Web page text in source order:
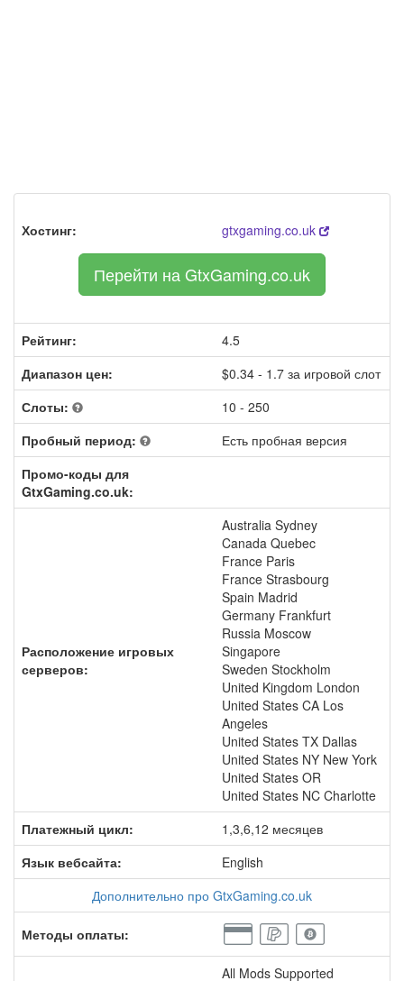
Хостинг: gtxgaming.co.uk
Перейти на GtxGaming.co.uk
Рейтинг:
4.5
Диапазон цен:
$0.34 - 1.7 за игровой слот
Слоты:
10 - 250
Пробный период:
Есть пробная версия
Промо-коды для
GtxGaming.co.uk:
Расположение игровых
серверов:
Australia Sydney
Canada Quebec
France Paris
France Strasbourg
Spain Madrid
Germany Frankfurt
Russia Moscow
Singapore
Sweden Stockholm
United Kingdom London
United States CA Los
Angeles
United States TX Dallas
United States NY New York
United States OR
United States NC Charlotte
Платежный цикл:
1,3,6,12 месяцев
Язык вебсайта:
English
Дополнительно про GtxGaming.co.uk
Методы оплаты:
All Mods Supported